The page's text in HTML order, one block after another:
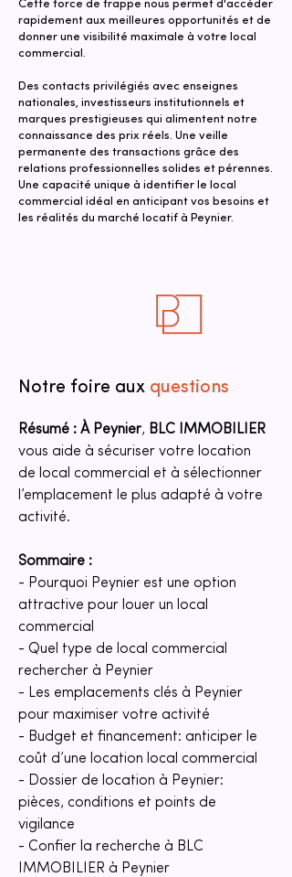
Cette force de frappe nous permet d'accéder
rapidement aux meilleures opportunités et de
donner une visibilité maximale à votre local
commercial.
Des contacts privilégiés avec enseignes
nationales, investisseurs institutionnels et
marques prestigieuses qui alimentent notre
connaissance des prix réels. Une veille
permanente des transactions grâce des
relations professionnelles solides et pérennes.
Une capacité unique à identifier le local
commercial idéal en anticipant vos besoins et
les réalités du marché locatif à Peynier.
Notre foire aux questions
Résumé : À Peynier, BLC IMMOBILIER
vous aide à sécuriser votre location
de local commercial et à sélectionner
l’emplacement le plus adapté à votre
activité.
Sommaire :
- Pourquoi Peynier est une option
attractive pour louer un local
commercial
- Quel type de local commercial
rechercher à Peynier
- Les emplacements clés à Peynier
pour maximiser votre activité
- Budget et financement: anticiper le
coût d’une location local commercial
- Dossier de location à Peynier:
pièces, conditions et points de
vigilance
- Confier la recherche à BLC
IMMOBILIER à Peynier